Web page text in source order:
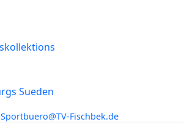
Sportbuero@TV-Fischbek.de